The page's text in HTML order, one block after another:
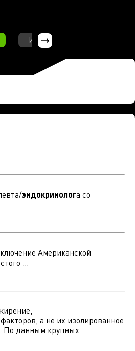
Интервью
эндокринолога со
Американской
...
а не их изолированное
. По данным крупных